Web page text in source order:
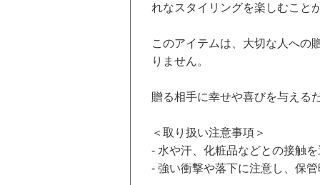
れなスタイリングを楽しむこと
このアイテムは、大切な人への
りません。
贈る相手に幸せや喜びを与える
＜取り扱い注意事項＞
- 水や汗、化粧品などとの接触
- 強い衝撃や落下に注意し、保